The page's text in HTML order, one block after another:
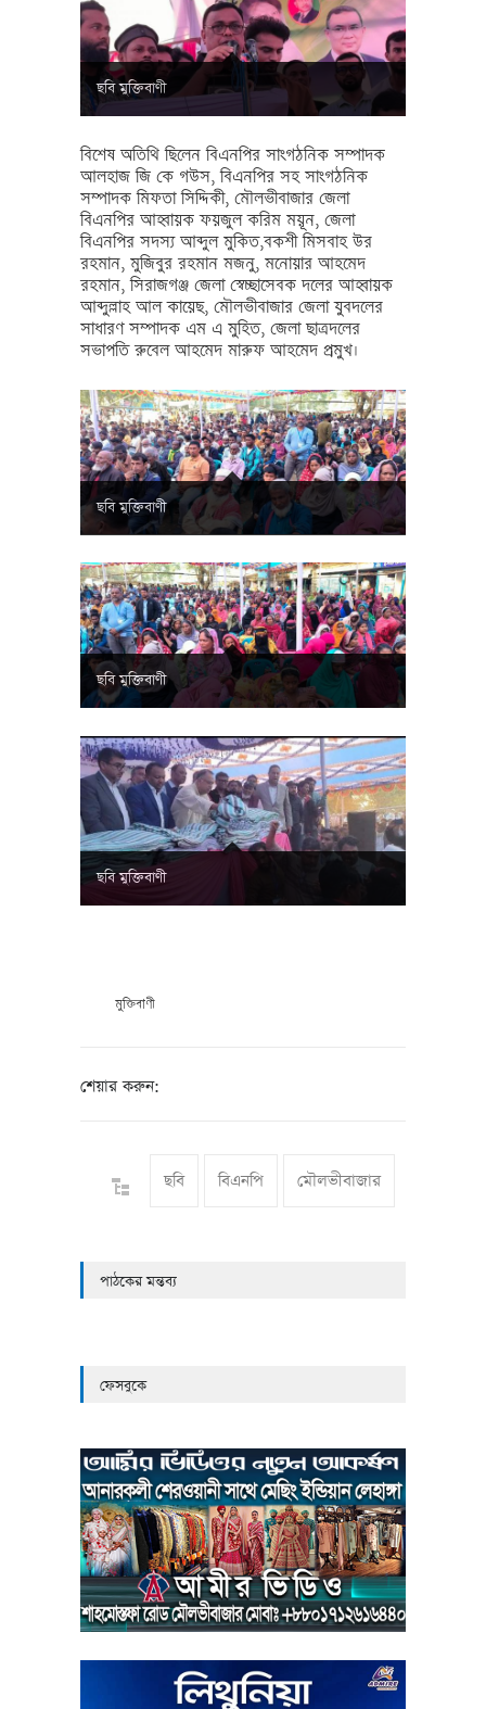
ছবি মুক্তিবাণী
বিশেষ অতিথি ছিলেন বিএনপির সাংগঠনিক সম্পাদক
আলহাজ জি কে গউস, বিএনপির সহ সাংগঠনিক
সম্পাদক মিফতা সিদ্দিকী, মৌলভীবাজার জেলা
বিএনপির আহ্বায়ক ফয়জুল করিম ময়ূন, জেলা
বিএনপির সদস্য আব্দুল মুকিত,বকশী মিসবাহ উর
রহমান, মুজিবুর রহমান মজনু, মনোয়ার আহমেদ
রহমান, সিরাজগঞ্জ জেলা স্বেচ্ছাসেবক দলের আহ্বায়ক
আব্দুল্লাহ আল কায়েছ, মৌলভীবাজার জেলা যুবদলের
সাধারণ সম্পাদক এম এ মুহিত, জেলা ছাত্রদলের
সভাপতি রুবেল আহমেদ মারুফ আহমেদ প্রমুখ।
ছবি মুক্তিবাণী
ছবি মুক্তিবাণী
ছবি মুক্তিবাণী
মুক্তিবাণী
শেয়ার করুন:
ছবি বিএনপি মৌলভীবাজার
পাঠকের মন্তব্য
ফেসবুকে